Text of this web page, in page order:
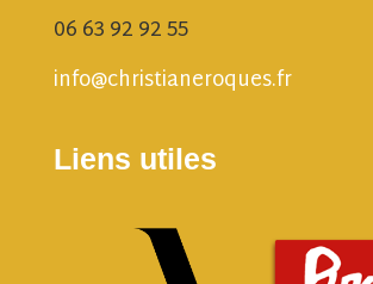
06 63 92 92 55
info@christianeroques.fr
Liens utiles